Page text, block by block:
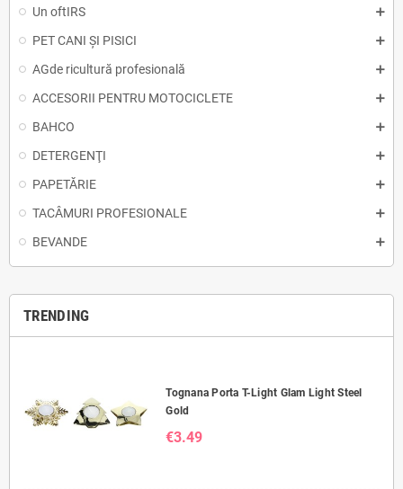
Un oftIRS
PET CANI ȘI PISICI
AGde ricultură profesională
ACCESORII PENTRU MOTOCICLETE
BAHCO
DETERGENŢI
PAPETĂRIE
TACÂMURI PROFESIONALE
BEVANDE
TRENDING
Tognana Porta T-Light Glam Light Steel
Gold
€3.49